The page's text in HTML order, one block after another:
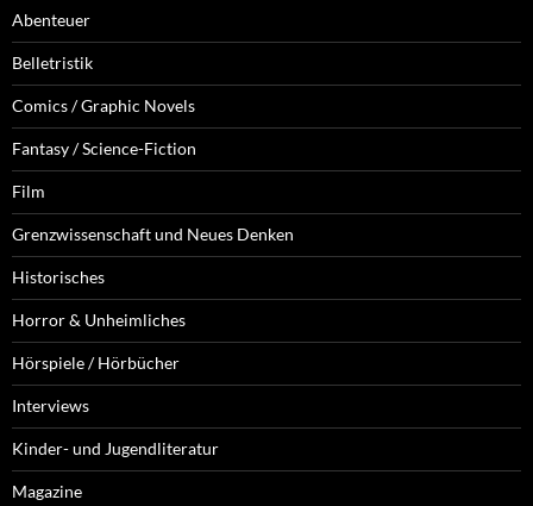
Abenteuer
Belletristik
Comics / Graphic Novels
Fantasy / Science-Fiction
Film
Grenzwissenschaft und Neues Denken
Historisches
Horror & Unheimliches
Hörspiele / Hörbücher
Interviews
Kinder- und Jugendliteratur
Magazine